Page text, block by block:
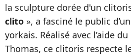
la sculpture dorée d'un
clito », a fasciné le public
yorkais. Réalisé avec l’aide
Thomas, ce clitoris respecte